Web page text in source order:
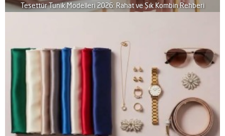
Tesettür Tunik Modelleri 2026: Rahat ve Şık Kombin Rehberi